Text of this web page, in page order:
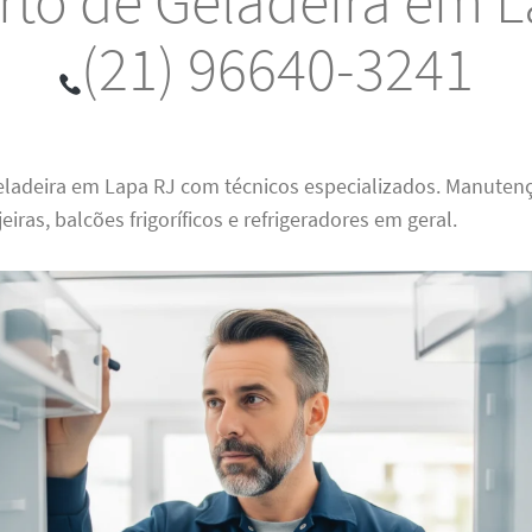
(21) 96640-3241
em Lapa RJ com técnicos especializados.
balcões frigoríficos e refrigeradores em geral.